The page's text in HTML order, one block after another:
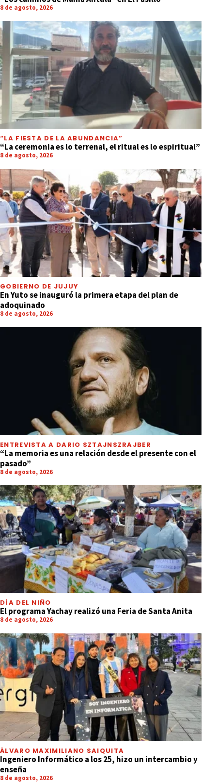
8 de agosto, 2026
“LA FIESTA DE LA ABUNDANCIA”
“La ceremonia es lo terrenal, el ritual es lo espiritual”
8 de agosto, 2026
GOBIERNO DE JUJUY
En Yuto se inauguró la primera etapa del plan de
adoquinado
8 de agosto, 2026
ENTREVISTA A DARIO SZTAJNSZRAJBER
“La memoria es una relación desde el presente con el
pasado”
8 de agosto, 2026
DÍA DEL NIÑO
El programa Yachay realizó una Feria de Santa Anita
8 de agosto, 2026
ÁLVARO MAXIMILIANO SAIQUITA
Ingeniero Informático a los 25, hizo un intercambio y
enseña
8 de agosto, 2026